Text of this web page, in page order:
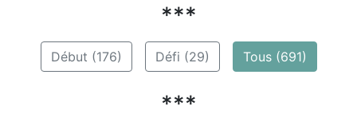
***
Début (176) Défi (29) Tous (691)
***